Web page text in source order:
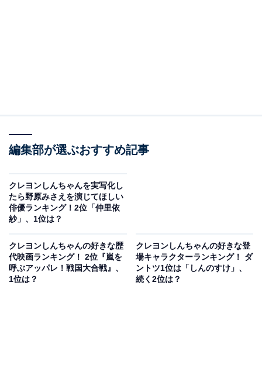
編集部が選ぶおすすめ記事
クレヨンしんちゃんを実写化し
たら野原みさえを演じてほしい
俳優ランキング！2位「仲里依
紗」、1位は？
クレヨンしんちゃんの好きな歴
代映画ランキング！ 2位『嵐を
呼ぶアッパレ！戦国大合戦』、
1位は？
クレヨンしんちゃんの好きな登
場キャラクターランキング！ ダ
ントツ1位は「しんのすけ」、
続く2位は？